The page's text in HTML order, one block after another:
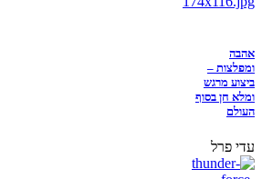
אהבה
ומפלצות –
ביצוע מרגש
ומלא חן בסוף
העולם
עדי פרל